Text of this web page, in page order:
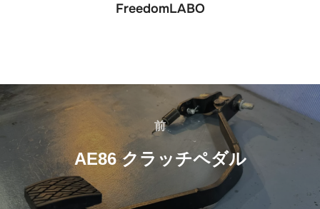
FreedomLABO
投
稿
ナ
ビ
前
前
AE86 クラッチペダル